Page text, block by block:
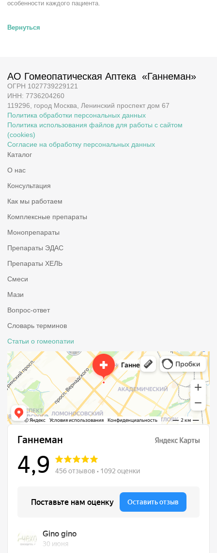
особенности каждого пациента.
Вернуться
АО Гомеопатическая Аптека «Ганнеман»
ОГРН 1027739229121
ИНН: 7736204260
119296, город Москва, Ленинский проспект дом 67
Политика обработки персональных данных
Политика использования файлов для работы с сайтом
(cookies)
Согласие на обработку персональных данных
Каталог
О нас
Консультация
Как мы работаем
Комплексные препараты
Монопрепараты
Препараты ЭДАС
Препараты ХЕЛЬ
Смеси
Мази
Вопрос-ответ
Словарь терминов
Статьи о гомеопатии